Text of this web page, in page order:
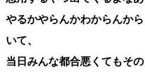
やるかやらんかわからんか
いて、
当日みんな都合悪くてもそ